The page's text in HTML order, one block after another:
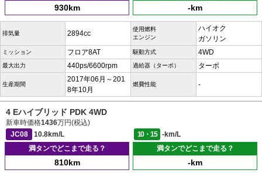
930km -km
排気量 2894cc
使用燃料
エンジン
ハイオク
ガソリン
ミッション フロア8AT 駆動方式 4WD
最大出力 440ps/6600rpm 過給器（ターボ） ターボ
生産期間
2017年06月～201
8年10月
燃費性能 -
4 Eハイブリッド PDK 4WD
新車時価格1436万円(税込)
JC08
10.8km/L 10・15
-km/L
満タンでどこまで走る？
810km
満タンでどこまで走る？
-km